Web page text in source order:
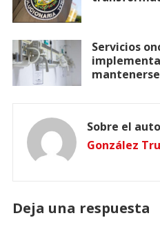
Servicios
Sobre el
González
Deja una respuesta